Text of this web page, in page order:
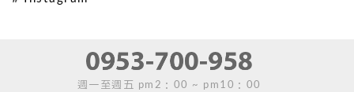
週一至週五 pm2：00 ~ pm10：00